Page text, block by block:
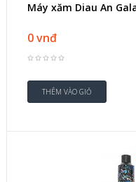
Máy xăm Diau An
0 vnđ